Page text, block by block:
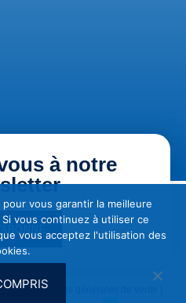
à notre
| Conditions générales de vente
vous garantir la meilleure
vous continuez à utiliser ce
vous acceptez l'utilisation des